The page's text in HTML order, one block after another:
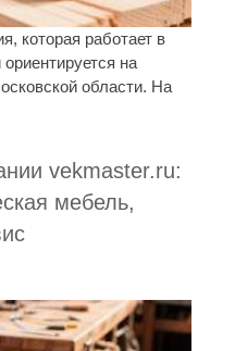
которая работает в
на
области. На
vekmaster.ru:
мебель,